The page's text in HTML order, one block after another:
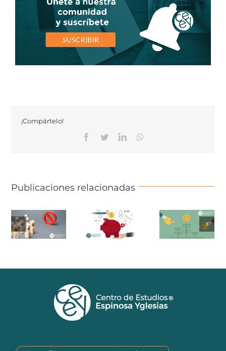
¡Compártelo!
Facebook
TwitterLinkedinWhatsapp
Publicaciones relacionadas